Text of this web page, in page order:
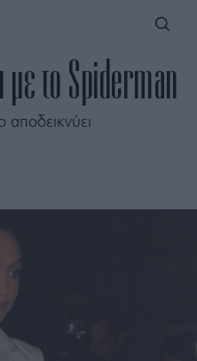
με το Spiderman
αποδεικνύει